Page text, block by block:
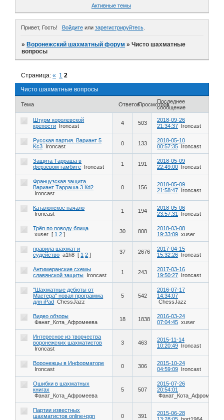
Активные темы
Привет, Гость! Войдитеили зарегистрируйтесь.
»Воронежский шахматный форум »Чисто шахматные
вопросы
Чисто шахматные вопросы
Страница:« 1 2
Тема ОтветовПросмотровПоследнее
сообщение
Штурм королевской
крепости
Ironcast 4 503
2018-09-26
21:34:37
Ironcast
Русская партия. Вариант 5
Kc3
Ironcast 0 133
2018-05-10
00:57:35
Ironcast
Защита Тарраша в
ферзевом гамбите
Ironcast 1 191
2018-05-09
22:49:00
Ironcast
Французская защита.
Вариант Тарраша 3.Кd2
Ironcast
0 156
2018-05-09
21:58:47
Ironcast
Каталонское начало
Ironcast
1 194
2018-05-06
23:57:31
Ironcast
Трёп по поводу блица
xuser [ 1 2 ] 30 808
2018-03-08
19:33:09 xuser
правила шахмат и
судейство a1h8 [ 1 2 ] 37 2676
2017-04-15
15:32:26
Ironcast
Антимеранские схемы
славянской защиты
Ironcast 1 243
2017-03-16
19:50:27
Ironcast
"Шахматные дебюты от
Мастера" новая программа
для iPad
ChessJazz
5 542
2016-07-17
14:34:07
ChessJazz
Видео обзоры
Фанат_Кота_Афромеева
18 1838
2016-03-24
07:04:45 xuser
Интересное из творчества
воронежских шахматистов
Ironcast
3 463
2015-11-14
10:20:49
Ironcast
Воронежцы в Информаторе
Ironcast
0 306
2015-10-24
04:59:09
Ironcast
Ошибки в шахматных
книгах
Фанат_Кота_Афромеева
5 507
2015-07-26
20:54:01
Фанат_Кота_Афромеева
Партии известных
шахматистов online+pgn
0 391
2015-06-28